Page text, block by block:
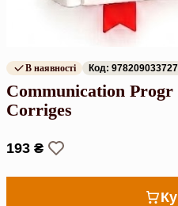
В наявності Код:
Communication
Corriges
193 ₴